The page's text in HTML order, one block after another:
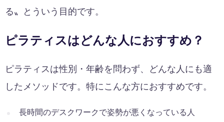
る〟とういう目的です。
ピラティスはどんな人におすすめ？
ピラティスは性別・年齢を問わず、どんな人にも適
したメソッドです。特にこんな方におすすめです。
長時間のデスクワークで姿勢が悪くなっている人